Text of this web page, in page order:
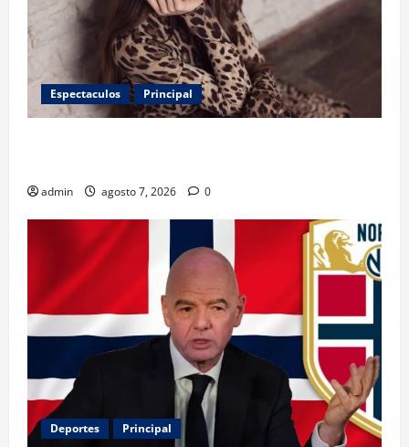
Espectaculos Principal
admin agosto 7, 2026 0
Deportes Principal